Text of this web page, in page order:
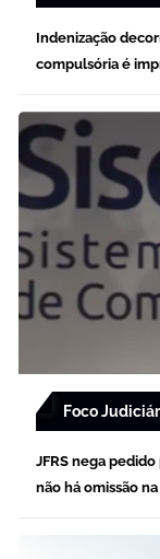
Indenização
compulsória é
Foco
JFRS nega
não há omissão